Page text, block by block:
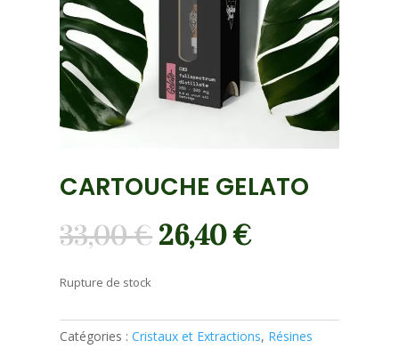
CARTOUCHE GELATO
33,00€ 26,40€
Rupture de stock
Catégories :Cristaux et Extractions, Résines